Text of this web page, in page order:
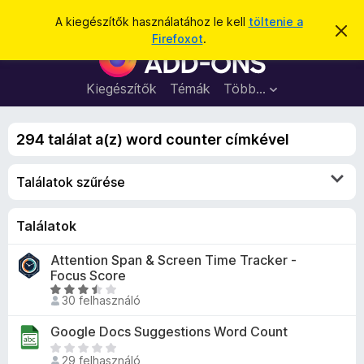
A kiegészítők használatához le kell töltenie a
Firefoxot.
É
t
v
e
F
i
r
e
o
é
k
Kiegészítők Témák Több…
Bejelentkezés
r
294 találat a(z) word counter címkével
Találatok szűrése
Találatok
Attention Span & Screen Time Tracker -
Focus Score
C
s
i
l
30 felhasználó
Google Docs Suggestions Word Count
M
29 felhasználó